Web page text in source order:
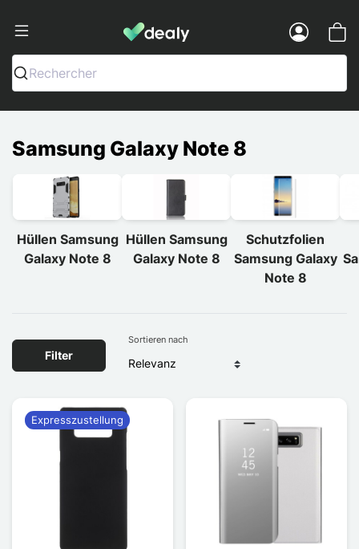
Dealy - Hüllen und Zubehör für
Rechercher
Samsung Galaxy Note 8
Hüllen Samsung
Galaxy Note 8
Hüllen Samsung
Galaxy Note 8
Schutzfolien
Samsung Galaxy
Note 8
Filter
Sortieren nach
Expresszustellung